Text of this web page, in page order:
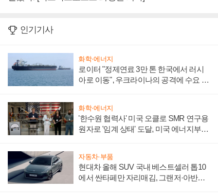
인기기사
화학·에너지
로이터 "정제연료 3만 톤 한국에서 러시
아로 이동", 우크라이나의 공격에 수요 늘
화학·에너지
'한수원 협력사' 미국 오클로 SMR 연구용
원자로 '임계 상태' 도달, 미국 에너지부
자동차·부품
현대차 올해 SUV 국내 베스트셀러 톱10
에서 싼타페만 자리매김, 그랜저·아반떼